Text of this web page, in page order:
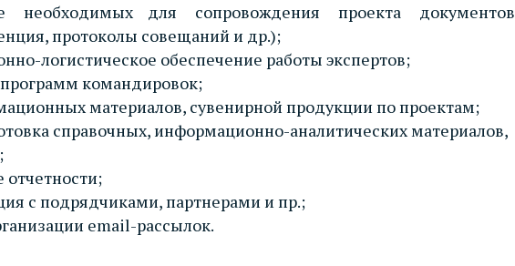
необходимых для сопровождения проекта документов
протоколы совещаний и др.);
логистическое обеспечение работы экспертов;
программ командировок;
материалов, сувенирной продукции по проектам;
справочных, информационно-аналитических материалов,
отчетности;
с подрядчиками, партнерами и пр.;
email-рассылок.